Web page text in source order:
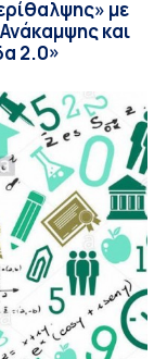
με
και
2.0»